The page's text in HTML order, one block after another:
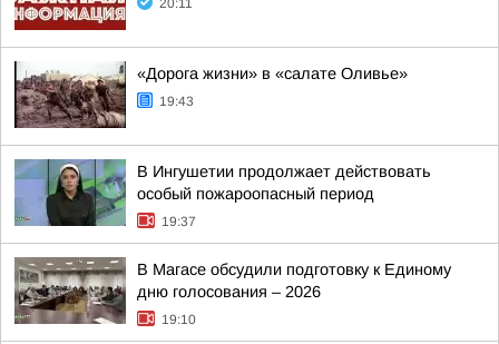
20:11
«Дорога жизни» в «салате Оливье»
19:43
В Ингушетии продолжает действовать
особый пожароопасный период
19:37
В Магасе обсудили подготовку к Единому
дню голосования – 2026
19:10